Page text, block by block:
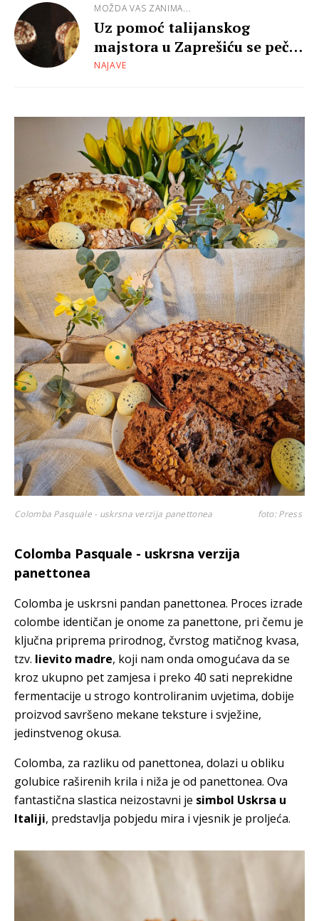
MOŽDA VAS ZANIMA...
Uz pomoć talijanskog
majstora u Zaprešiću se peče
vrhunski panettone
NAJAVE
Colomba Pasquale - uskrsna verzija panettonea foto: Press
Colomba Pasquale - uskrsna verzija
panettonea
Colomba je uskrsni pandan panettonea. Proces izrade
colombe identičan je onome za panettone, pri čemu je
ključna priprema prirodnog, čvrstog matičnog kvasa,
tzv. lievito madre, koji nam onda omogućava da se
kroz ukupno pet zamjesa i preko 40 sati neprekidne
fermentacije u strogo kontroliranim uvjetima, dobije
proizvod savršeno mekane teksture i svježine,
jedinstvenog okusa.
Colomba, za razliku od panettonea, dolazi u obliku
golubice raširenih krila i niža je od panettonea. Ova
fantastična slastica neizostavni je simbol Uskrsa u
Italiji, predstavlja pobjedu mira i vjesnik je proljeća.